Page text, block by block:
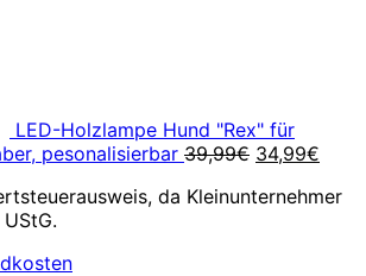
LED-Holzlampe Hund "Rex" für
pesonalisierbar 39,99€
war:
34,99€
ist:
da Kleinunternehmer